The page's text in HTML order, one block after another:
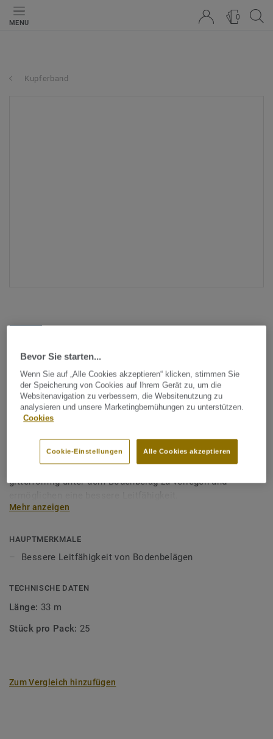
MENU
0
Kupferband
Alle Designs anzeigen (1)
Tarkett Zubehör Komplettsortiment|Profile & Verlegeabschluss
Kupferband - KUPFERBAND
Die Anwendung von Kupferbändern verbessert die
statischen Eigenschaften von Bodenbelägen. Sie sind
gitterförmig unter dem Bodenbelag zu verlegen und
Mehr anzeigen
HAUPTMERKMALE
Bessere Leitfähigkeit von Bodenbelägen
TECHNISCHE DATEN
Länge: 33 m
Stück pro Pack: 25
Zum Vergleich hinzufügen
Bevor Sie starten...
Wenn Sie auf „Alle Cookies akzeptieren“ klicken, stimmen Sie
der Speicherung von Cookies auf Ihrem Gerät zu, um die
Websitenavigation zu verbessern, die Websitenutzung zu
analysieren und unsere Marketingbemühungen zu unterstützen.
Cookies
Alle Cookies akzeptieren
Cookie-Einstellungen